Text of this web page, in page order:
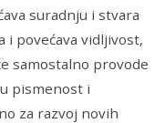
suradnju i stvara
i povećava vidljivost,
samostalno provode
pismenost i
za razvoj novih